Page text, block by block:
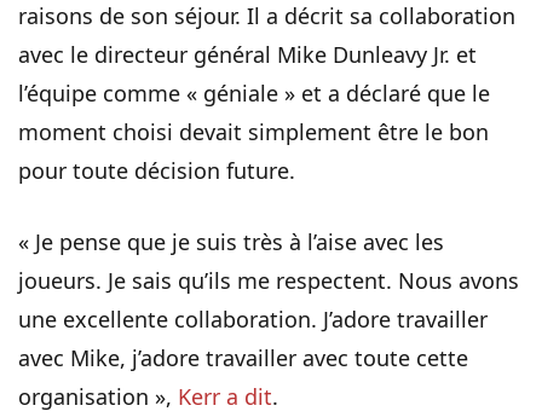
raisons de son séjour. Il a décrit sa collaboration
avec le directeur général Mike Dunleavy Jr. et
l’équipe comme « géniale » et a déclaré que le
moment choisi devait simplement être le bon
pour toute décision future.
« Je pense que je suis très à l’aise avec les
joueurs. Je sais qu’ils me respectent. Nous avons
une excellente collaboration. J’adore travailler
avec Mike, j’adore travailler avec toute cette
organisation », Kerr a dit.